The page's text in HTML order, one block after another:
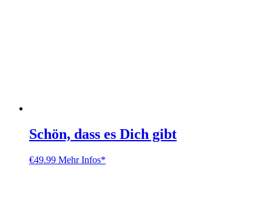
Schön, dass es Dich gibt
€49.99 Mehr Infos*